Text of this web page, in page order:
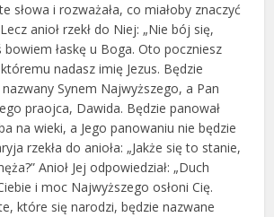
słowa i rozważała, co miałoby znaczyć
anioł rzekł do Niej: „Nie bój się,
bowiem łaskę u Boga. Oto poczniesz
nadasz imię Jezus. Będzie
Synem Najwyższego, a Pan
praojca, Dawida. Będzie panował
na wieki, a Jego panowaniu nie będzie
rzekła do anioła: „Jakże się to stanie,
Anioł Jej odpowiedział: „Duch
i moc Najwyższego osłoni Cię.
które się narodzi, będzie nazwane